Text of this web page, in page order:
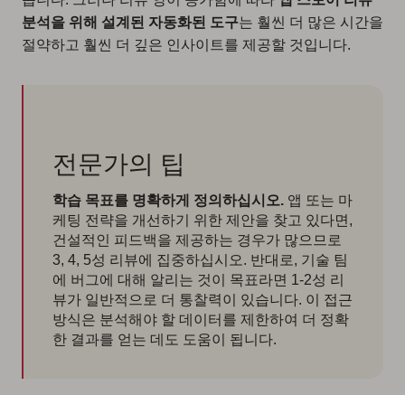
분석을 위해 설계된 자동화된 도구는 훨씬 더 많은 시간을
절약하고 훨씬 더 깊은 인사이트를 제공할 것입니다.
전문가의 팁
학습 목표를 명확하게 정의하십시오. 앱 또는 마
케팅 전략을 개선하기 위한 제안을 찾고 있다면,
건설적인 피드백을 제공하는 경우가 많으므로
3, 4, 5성 리뷰에 집중하십시오. 반대로, 기술 팀
에 버그에 대해 알리는 것이 목표라면 1-2성 리
뷰가 일반적으로 더 통찰력이 있습니다. 이 접근
방식은 분석해야 할 데이터를 제한하여 더 정확
한 결과를 얻는 데도 도움이 됩니다.